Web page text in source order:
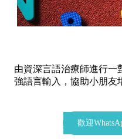
由資深言語治療師進行一
強語言輸入，協助小朋友
歡迎